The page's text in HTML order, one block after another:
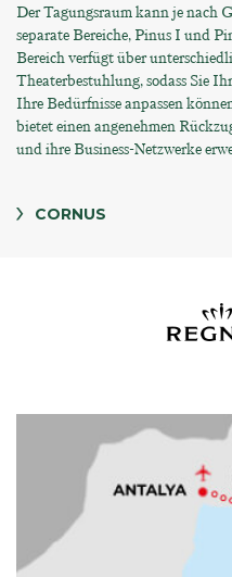
Der Tagungsraum kann je nach
separate Bereiche, Pinus I und
Bereich verfügt über
Theaterbestuhlung, sodass Sie
Ihre Bedürfnisse anpassen
bietet einen angenehmen
und ihre Business-Netzwerke
CORNUS